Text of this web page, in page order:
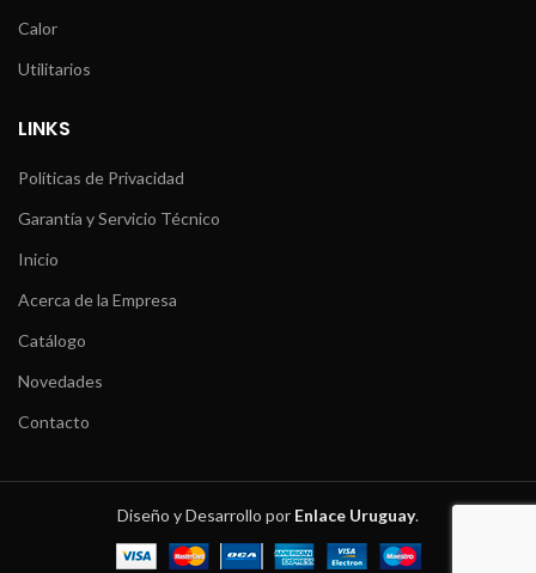
Calor
Utilitarios
LINKS
Políticas de Privacidad
Garantía y Servicio Técnico
Inicio
Acerca de la Empresa
Catálogo
Novedades
Contacto
Diseño y Desarrollo por Enlace Uruguay.